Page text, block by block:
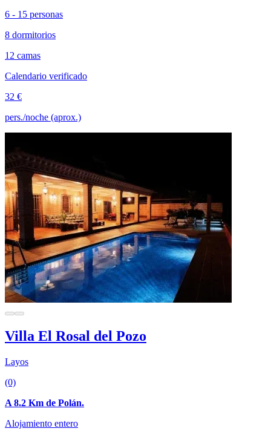
6 - 15 personas
8 dormitorios
12 camas
Calendario verificado
32 €
pers./noche (aprox.)
Villa El Rosal del Pozo
Layos
(0)
A 8.2 Km de Polán.
Alojamiento entero